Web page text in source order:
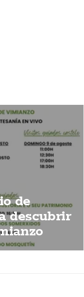
de
descubrir